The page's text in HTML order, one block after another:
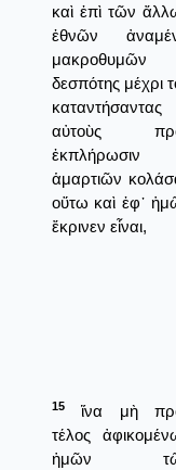
καὶ ἐπὶ τῶν
ἐθνῶν
δεσπότης μέχρι
καταντήσαντας
αὐτοὺς
ἐκπλήρωσιν
ἁμαρτιῶν
οὕτω καὶ ἐφ᾿
ἔκρινεν εἶναι,
15
ἵνα μὴ
τέλος
ἡμῶν